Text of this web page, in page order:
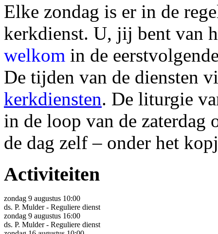
Elke zondag is er in de
kerkdienst. U, jij bent van
welkom in de
De tijden van de diensten
kerkdiensten. De liturgie
in de loop van de zaterdag
de dag zelf – onder het
Activiteiten
zondag 9 augustus 10:00
ds. P. Mulder - Reguliere dienst
zondag 9 augustus 16:00
ds. P. Mulder - Reguliere dienst